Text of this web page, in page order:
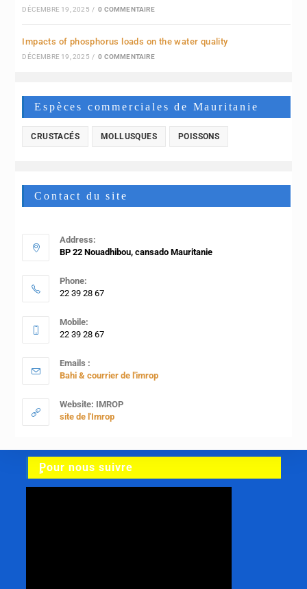
DÉCEMBRE 19, 2025 / 0 COMMENTAIRE
Impacts of phosphorus loads on the water quality
DÉCEMBRE 19, 2025 / 0 COMMENTAIRE
Espèces commerciales de Mauritanie
CRUSTACÉS MOLLUSQUES POISSONS
Contact du site
Address:
BP 22 Nouadhibou, cansado Mauritanie
Phone:
22 39 28 67
Mobile:
22 39 28 67
Emails :
Bahi & courrier de l'imrop
Website: IMROP
site de l'Imrop
ٍPour nous suivre